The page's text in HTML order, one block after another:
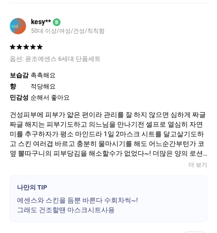
습니다.
kesy** B
50대 이상/여성/건성/칙칙함
옵션: 윤조에센스 6세대 단품세트
보습감 촉촉해요
향
적당해요
민감성 순해서 좋아요
건성피부에 피부가 얇은 편이라 관리를 잘 하지 않으면 심하게 짜글
짜글 해지는 피부기도하고 의느님을 만나기전 셀프로 열심히 자연
미를 추구하자가 평소 마인드라 1일 2마스크 시트를 달고살기도하
고 스킨 여러겹 바르고 충분히 물마시기를 해도 어느순간부턴가 코
옆 뽈따구니의 피부당김을 해소할수가 없었다~! 더많은 양의 로션
과 수분크림+영양크림을 발라도 당기는 느낌이 계속 생겼는데 추천
사우나를 마치고 나면 가장 먼저 윤조에센스를 펌핑해서 2번정도
바르고 영양크림을바른후 집에 돌아와서 다시 화장대앞에 앉아서
윤조에센스부터의 순서를 다시 시작해서 천천히 기초 화장을 한다
더 보기
나만의 TIP
에센스와 스킨을 듬뿐 바른다 수회차씩~!
그래도 건조할땐 마스크시트사용